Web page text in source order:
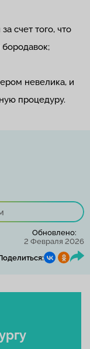
счет того, что
невелика, и
процедуру.
Обновлено:
2 Февраля 2026